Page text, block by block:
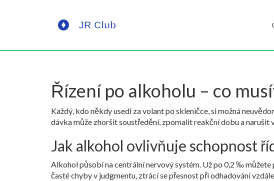
Řízení po alkoholu – co
Každý, kdo někdy usedl za volant po skleničce, si možná
dávka může zhoršit soustředění, zpomalit reakční dobu a
Jak alkohol ovlivňuje schopnost
Alkohol působí na centrální nervový systém. Už po 0,2 ‰
časté chyby v judgmentu, ztrácí se přesnost při odhadování